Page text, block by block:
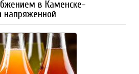
в Каменске-
напряженной